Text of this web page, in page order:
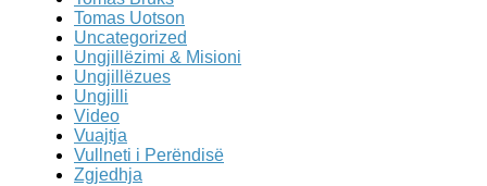
Tomas Uotson
Uncategorized
Ungjillëzimi & Misioni
Ungjillëzues
Ungjilli
Video
Vuajtja
Vullneti i Perëndisë
Zgjedhja